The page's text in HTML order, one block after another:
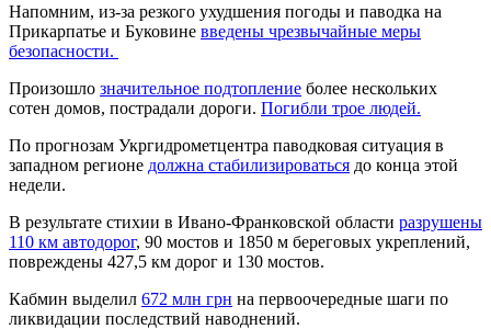
Напомним, из-за резкого ухудшения погоды и паводка на
Прикарпатье и Буковине введены чрезвычайные меры
безопасности.
Произошло значительное подтопление более нескольких
сотен домов, пострадали дороги. Погибли трое людей.
По прогнозам Укргидрометцентра паводковая ситуация в
западном регионе должна стабилизироваться до конца этой
недели.
В результате стихии в Ивано-Франковской области разрушены
110 км автодорог, 90 мостов и 1850 м береговых укреплений,
повреждены 427,5 км дорог и 130 мостов.
Кабмин выделил 672 млн грн на первоочередные шаги по
ликвидации последствий наводнений.